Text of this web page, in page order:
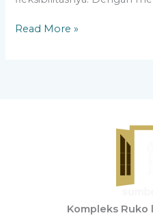
Read More »
Kompleks Ruko